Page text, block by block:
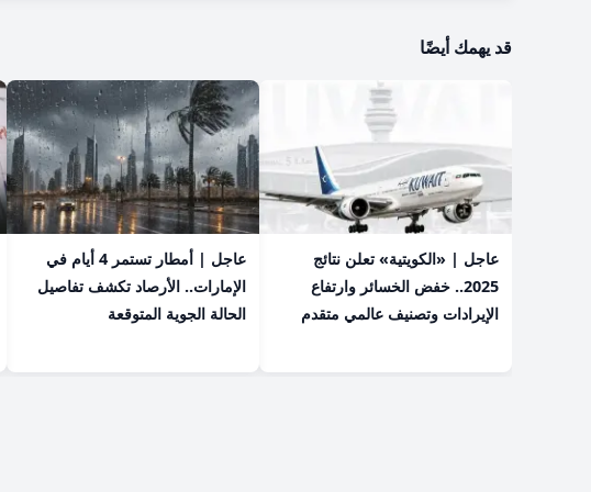
قد يهمك أيضًا
عاجل | «الكويتية» تعلن نتائج
2025.. خفض الخسائر وارتفاع
الإيرادات وتصنيف عالمي متقدم
عاجل | أمطار تستمر 4 أيام في
الإمارات.. الأرصاد تكشف تفاصيل
الحالة الجوية المتوقعة